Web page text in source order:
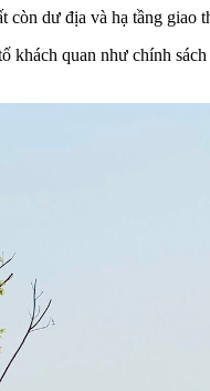
dư địa và hạ tầng giao
quan như chính